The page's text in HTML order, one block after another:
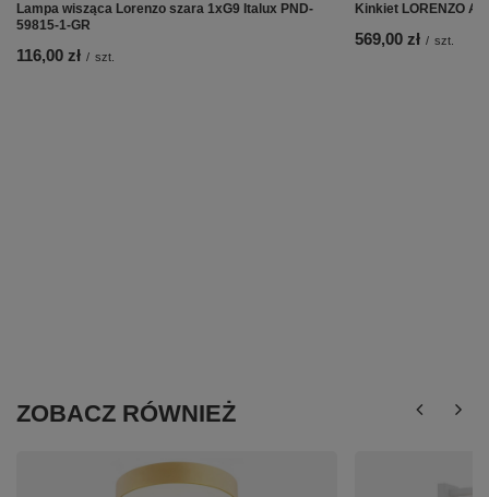
Lampa wisząca Lorenzo szara 1xG9 Italux PND-
59815-1-GR
116,00 zł / szt.
Kinkiet LORENZO
569,00 zł / szt.
ZOBACZ RÓWNIEŻ